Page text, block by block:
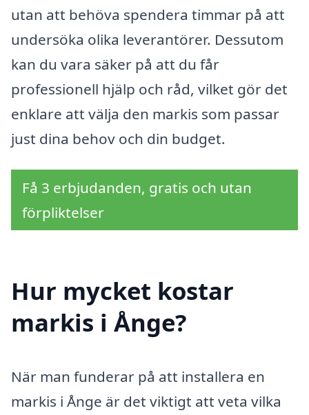
utan att behöva spendera timmar på att
undersöka olika leverantörer. Dessutom
kan du vara säker på att du får
professionell hjälp och råd, vilket gör det
enklare att välja den markis som passar
just dina behov och din budget.
Få 3 erbjudanden, gratis och utan
förpliktelser
Hur mycket kostar
markis i Ånge?
När man funderar på att installera en
markis i Ånge är det viktigt att veta vilka